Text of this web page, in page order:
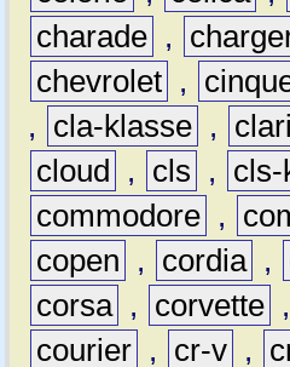
charade ,
chevrolet ,
,
cla-klasse ,
cloud
, cls , cls-
commodore ,
copen
, cordia ,
corsa , corvette ,
courier , cr-v ,